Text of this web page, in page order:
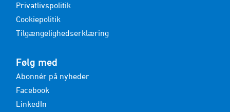
Privatlivspolitik
Cookiepolitik
Tilgængelighedserklæring
Følg med
Abonnér på nyheder
Facebook
LinkedIn